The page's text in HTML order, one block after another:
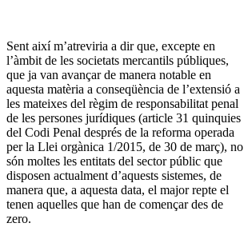
Sent així m’atreviria a dir que, excepte en
l’àmbit de les societats mercantils públiques,
que ja van avançar de manera notable en
aquesta matèria a conseqüència de l’extensió a
les mateixes del règim de responsabilitat penal
de les persones jurídiques (article 31 quinquies
del Codi Penal després de la reforma operada
per la Llei orgànica 1/2015, de 30 de març), no
són moltes les entitats del sector públic que
disposen actualment d’aquests sistemes, de
manera que, a aquesta data, el major repte el
tenen aquelles que han de començar des de
zero.